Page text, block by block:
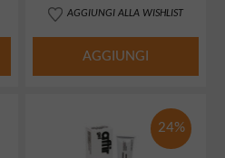
AGGIUNGI ALLA WISHLIST
AGGIUNGI
24%